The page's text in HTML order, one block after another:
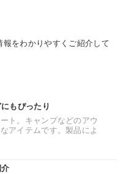
をわかりやすくご紹介して
もぴったり
ト。キャンプなどのアウ
アイテムです。製品によ